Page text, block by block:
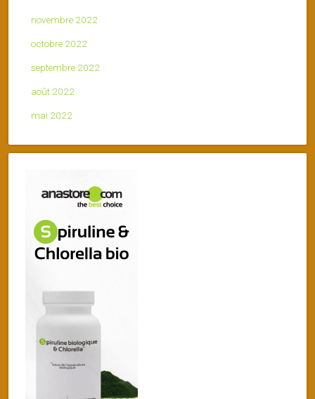
novembre 2022
octobre 2022
septembre 2022
août 2022
mai 2022